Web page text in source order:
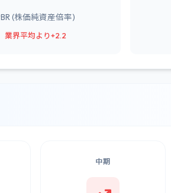
(株価純資産倍率)
業界平均より+2.2
中期